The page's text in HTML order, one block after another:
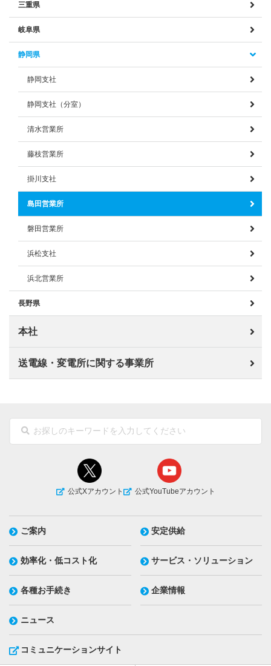
三重県
岐阜県
静岡県
静岡支社
静岡支社（分室）
清水営業所
藤枝営業所
掛川支社
島田営業所
磐田営業所
浜松支社
浜北営業所
長野県
本社
送電線・変電所に関する事業所
公式Xアカウント 公式YouTubeアカウント
ご案内 安定供給
効率化・低コスト化 サービス・ソリューション
各種お手続き 企業情報
ニュース
コミュニケーションサイト